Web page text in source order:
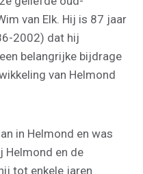
van Elk. Hij is 87 jaar
2002) dat hij
belangrijke bijdrage
van Helmond
in Helmond en was
Helmond en de
tot enkele jaren